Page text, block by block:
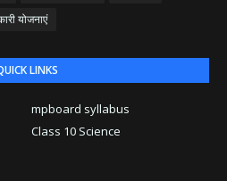
योजनाएं
LINKS
mpboard syllabus
Class 10 Science